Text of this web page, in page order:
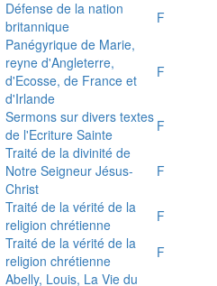
Défense de la nation
britannique
F
Panégyrique de Marie,
reyne d'Angleterre,
d'Ecosse, de France et
d'Irlande
F
Sermons sur divers textes
de l'Ecriture Sainte
F
Traité de la divinité de
Notre Seigneur Jésus-
Christ
F
Traité de la vérité de la
religion chrétienne
F
Traité de la vérité de la
religion chrétienne
F
Abelly, Louis, La Vie du